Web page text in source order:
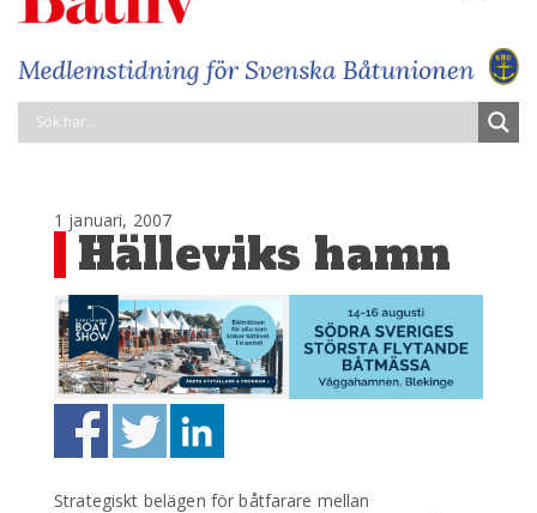
1 januari, 2007
Hälleviks hamn
Strategiskt belägen för båtfarare mellan